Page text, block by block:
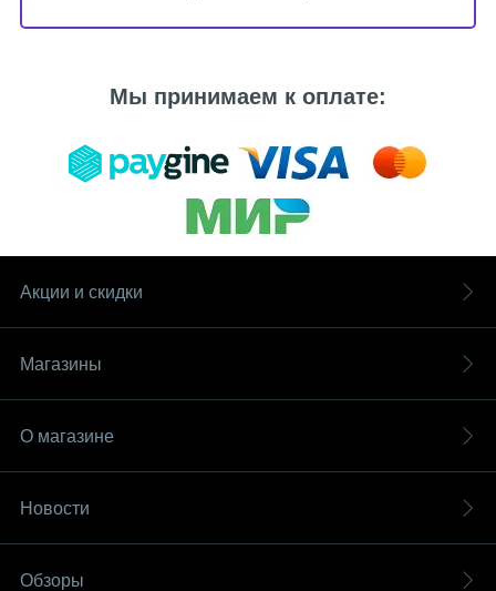
Мы принимаем к оплате:
Акции и скидки
Магазины
О магазине
Новости
Обзоры